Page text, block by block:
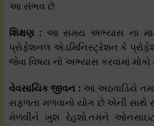
આ સંભવ છે.
શિક્ષણ : આ સમય અભ્યાસ ના
પ્રોફેશનલ એડમિનિસ્ટ્રેશન કે
જેવા વિષય નો અભ્યાસ કરવામાં
વેવસાયિક જીવન : આ અઠવાડિયે તમારે
સફળતા મળવાનો યોગ છે.એની સાથે
મેળવીને ખુશ રેહશો.તમને ઓનસાઇટ